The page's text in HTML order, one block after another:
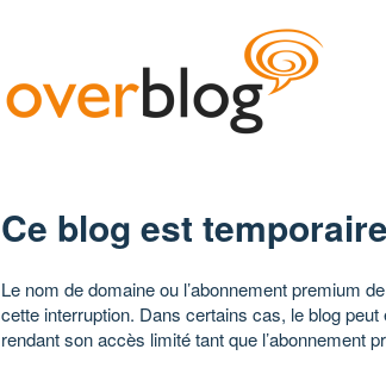
Ce blog est
Le nom de domaine ou l’abonnement premium
cette interruption. Dans certains cas, le blog
rendant son accès limité tant que l’abonnement